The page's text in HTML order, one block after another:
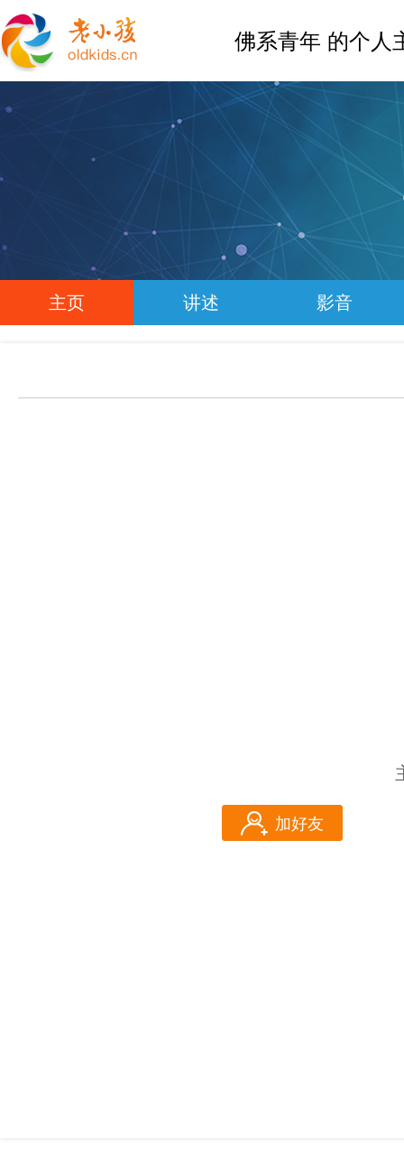
佛系青年 的个人
主页 讲述 影音
加好友